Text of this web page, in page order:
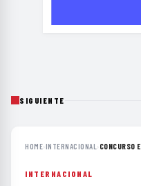
SIGUIENTE
HOME›INTERNACIONAL › CONCURSO
INTERNACIONAL